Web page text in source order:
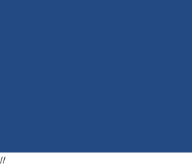
//